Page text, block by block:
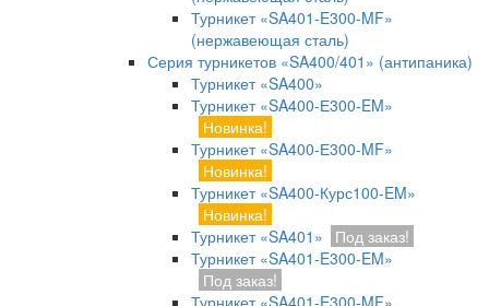
Турникет «SA401-E300-MF»
(нержавеющая сталь)
Серия турникетов «SA400/401» (антипаника)
Турникет «SA400»
Турникет «SA400-Е300-EM»
Новинка!
Турникет «SA400-Е300-MF»
Новинка!
Турникет «SA400-Курс100-EM»
Новинка!
Турникет «SA401»
Под заказ!
Турникет «SA401-E300-EM»
Под заказ!
Турникет «SA401-E300-MF»